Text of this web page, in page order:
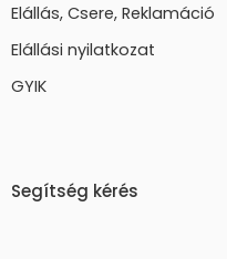
Elállás, Csere, Reklamáció
Elállási nyilatkozat
GYIK
Segítség kérés